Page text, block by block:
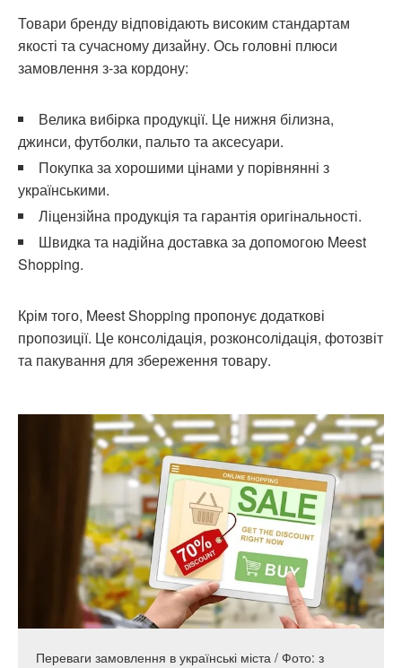
Товари бренду відповідають високим стандартам
якості та сучасному дизайну. Ось головні плюси
замовлення з-за кордону:
Велика вибірка продукції. Це нижня білизна,
джинси, футболки, пальто та аксесуари.
Покупка за хорошими цінами у порівнянні з
українськими.
Ліцензійна продукція та гарантія оригінальності.
Швидка та надійна доставка за допомогою Meest
Shopping.
Крім того, Meest Shopping пропонує додаткові
пропозиції. Це консолідація, розконсолідація, фотозвіт
та пакування для збереження товару.
Переваги замовлення в українські міста / Фото: з